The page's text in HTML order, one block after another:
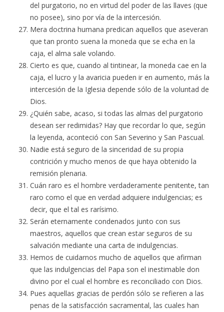
del purgatorio, no en virtud del poder de las llaves (que
no posee), sino por vía de la intercesión.
Mera doctrina humana predican aquellos que aseveran
que tan pronto suena la moneda que se echa en la
caja, el alma sale volando.
Cierto es que, cuando al tintinear, la moneda cae en la
caja, el lucro y la avaricia pueden ir en aumento, más la
intercesión de la Iglesia depende sólo de la voluntad de
Dios.
¿Quién sabe, acaso, si todas las almas del purgatorio
desean ser redimidas? Hay que recordar lo que, según
la leyenda, aconteció con San Severino y San Pascual.
Nadie está seguro de la sinceridad de su propia
contrición y mucho menos de que haya obtenido la
remisión plenaria.
Cuán raro es el hombre verdaderamente penitente, tan
raro como el que en verdad adquiere indulgencias; es
decir, que el tal es rarísimo.
Serán eternamente condenados junto con sus
maestros, aquellos que crean estar seguros de su
salvación mediante una carta de indulgencias.
Hemos de cuidarnos mucho de aquellos que afirman
que las indulgencias del Papa son el inestimable don
divino por el cual el hombre es reconciliado con Dios.
Pues aquellas gracias de perdón sólo se refieren a las
penas de la satisfacción sacramental, las cuales han